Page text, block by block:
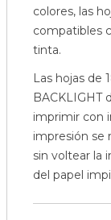
colores, las
compatibles
tinta.
Las hojas de
BACKLIGHT
imprimir con
impresión se
sin voltear la
del papel